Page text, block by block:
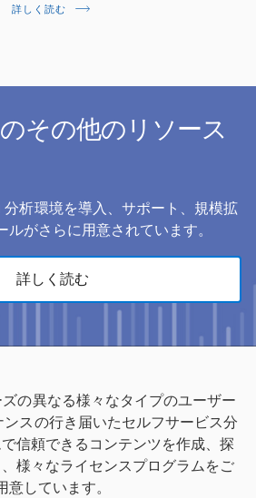
詳しく読む
その他のリソース
析環境を導入、サポート、規模拡
ルがさらに用意されています。
詳しく読む
の異なる様々なタイプのユーザー
スの行き届いたセルフサービス分
信頼できるコンテンツを作成、探
様々なライセンスプログラムをご
意しています。